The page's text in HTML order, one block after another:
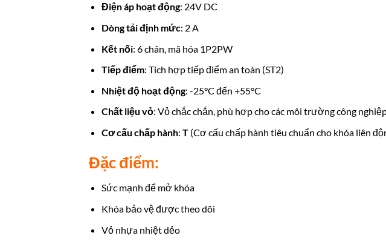
Điện áp hoạt động: 24V DC
Dòng tải định mức: 2 A
Kết nối: 6 chân, mã hóa 1P2PW
Tiếp điểm: Tích hợp tiếp điểm an toàn (ST2)
Nhiệt độ hoạt động: -25°C đến +55°C
Chất liệu vỏ: Vỏ chắc chắn, phù hợp cho các môi trường công
Cơ cấu chấp hành: T(Cơ cấu chấp hành tiêu chuẩn cho khóa liên
Đặc điểm:
Sức mạnh để mở khóa
Khóa bảo vệ được theo dõi
Vỏ nhựa nhiệt dẻo